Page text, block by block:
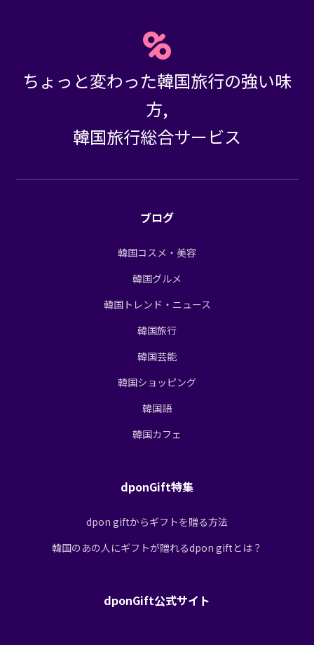
ちょっと変わった韓国旅行の強い味
方,
韓国旅行総合サービス
ブログ
韓国コスメ・美容
韓国グルメ
韓国トレンド・ニュース
韓国旅行
韓国芸能
韓国ショッピング
韓国語
韓国カフェ
dponGift特集
dpon giftからギフトを贈る方法
韓国のあの人にギフトが贈れるdpon giftとは？
dponGift公式サイト